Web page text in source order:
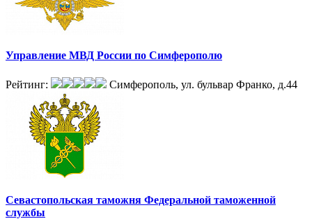
Управление МВД России по Симферополю
Рейтинг: Симферополь, ул. бульвар Франко, д.44
Севастопольская таможня Федеральной таможенной
службы